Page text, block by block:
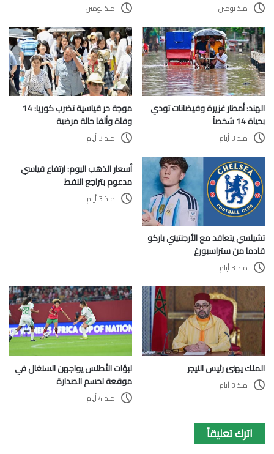
منذ يومين منذ يومين
الهند: أمطار غزيرة وفيضانات تودي
بحياة 14 شخصاً
منذ 3 أيام
موجة حر قياسية تضرب كوريا: 14
وفاة وألفا حالة مرضية
منذ 3 أيام
تشيلسي يتعاقد مع الأرجنتيني باركو
قادما من ستراسبورغ
منذ 3 أيام
أسعار الذهب اليوم: ارتفاع قياسي
مدعوم بتراجع النفط
منذ 3 أيام
الملك يهنئ رئيس النيجر
منذ 3 أيام
لبؤات الأطلس يواجهن السنغال في
موقعة لحسم الصدارة
منذ 4 أيام
اترك تعليقاً